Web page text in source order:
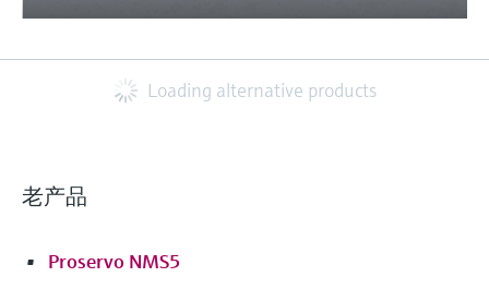
Loading alternative products
老产品
Proservo NMS5